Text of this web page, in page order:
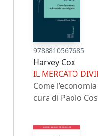
9788810567685
Harvey Cox
IL MERCATO
Come
cura di Paolo